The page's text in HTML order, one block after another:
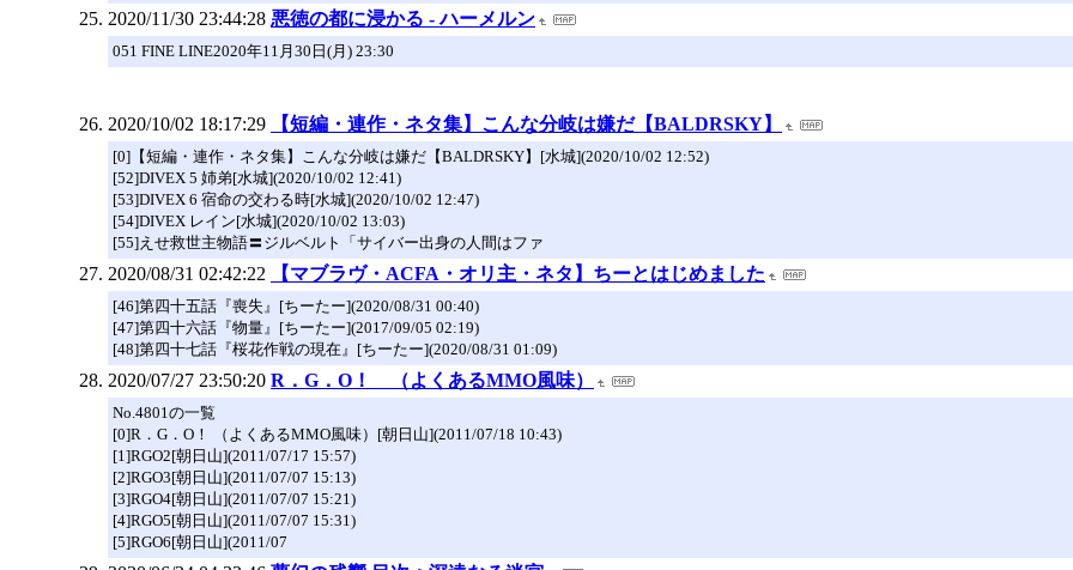
2020/11/30 23:44:28 悪徳の都に浸かる - ハーメルン
051 FINE LINE2020年11月30日(月) 23:30
2020/10/02 18:17:29 【短編・連作・ネタ集】こんな分岐は嫌だ【BALDRSKY】
[0]【短編・連作・ネタ集】こんな分岐は嫌だ【BALDRSKY】[水城](2020/10/02 12:52)
[52]DIVEX 5 姉弟[水城](2020/10/02 12:41)
[53]DIVEX 6 宿命の交わる時[水城](2020/10/02 12:47)
[54]DIVEX レイン[水城](2020/10/02 13:03)
[55]えせ救世主物語〓ジルベルト「サイバー出身の人間はファ
2020/08/31 02:42:22 【マブラヴ・ACFA・オリ主・ネタ】ちーとはじめました
[46]第四十五話『喪失』[ちーたー](2020/08/31 00:40)
[47]第四十六話『物量』[ちーたー](2017/09/05 02:19)
[48]第四十七話『桜花作戦の現在』[ちーたー](2020/08/31 01:09)
2020/07/27 23:50:20 R．G．O！ （よくあるMMO風味）
No.4801の一覧
[0]R．G．O！ （よくあるMMO風味）[朝日山](2011/07/18 10:43)
[1]RGO2[朝日山](2011/07/17 15:57)
[2]RGO3[朝日山](2011/07/07 15:13)
[3]RGO4[朝日山](2011/07/07 15:21)
[4]RGO5[朝日山](2011/07/07 15:31)
[5]RGO6[朝日山](2011/07